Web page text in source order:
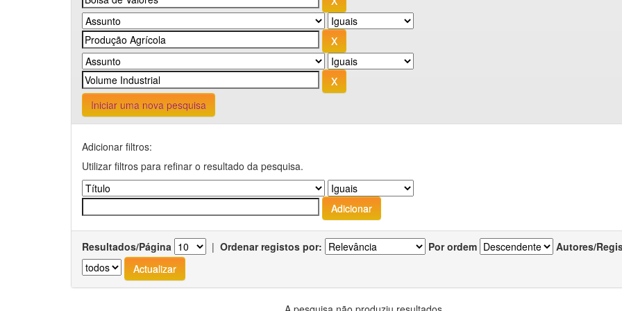
Iniciar uma nova pesquisa
Adicionar filtros:
Utilizar filtros para refinar o resultado da pesquisa.
Resultados/Página | Ordenar registos por: Por ordem Autores/